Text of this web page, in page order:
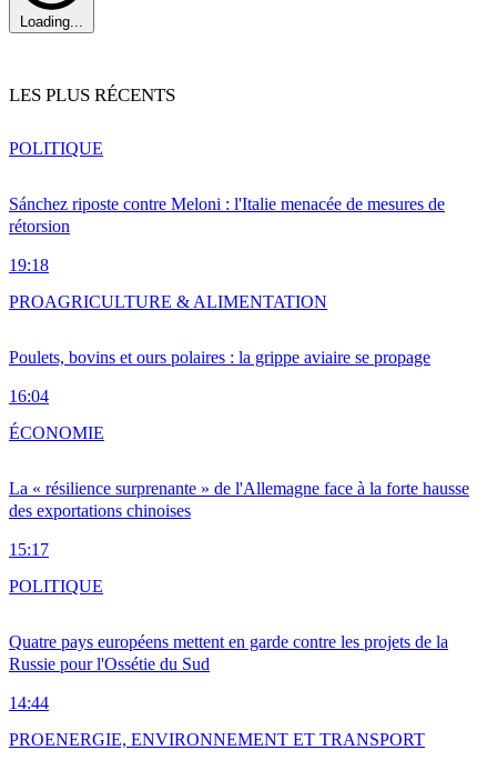
Loading...
LES PLUS RÉCENTS
Sánchez riposte contre Meloni : l'Italie menacée de mesures de
rétorsion
19:18
POLITIQUE
Poulets, bovins et ours polaires : la grippe aviaire se propage
16:04
PROAGRICULTURE & ALIMENTATION
La « résilience surprenante » de l'Allemagne face à la forte hausse
des exportations chinoises
15:17
ÉCONOMIE
Quatre pays européens mettent en garde contre les projets de la
Russie pour l'Ossétie du Sud
14:44
POLITIQUE
PROENERGIE, ENVIRONNEMENT ET TRANSPORT